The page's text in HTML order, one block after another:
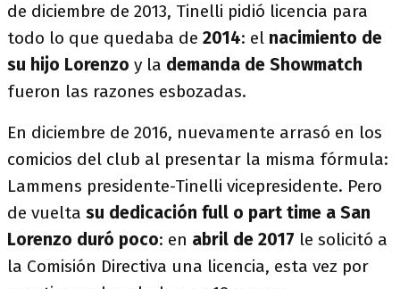
de diciembre de 2013, Tinelli pidió licencia para
todo lo que quedaba de 2014: el nacimiento de
su hijo Lorenzo y la demanda de Showmatch
fueron las razones esbozadas.
En diciembre de 2016, nuevamente arrasó en los
comicios del club al presentar la misma fórmula:
Lammens presidente-Tinelli vicepresidente. Pero
de vuelta su dedicación full o part time a San
Lorenzo duró poco: en abril de 2017 le solicitó a
la Comisión Directiva una licencia, esta vez por